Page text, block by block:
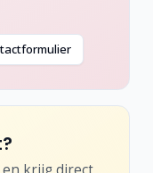
en portable